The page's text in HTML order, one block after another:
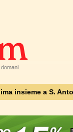
insieme a S.